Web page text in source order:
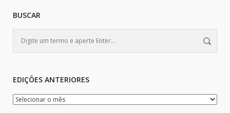
BUSCAR
EDIÇÕES ANTERIORES